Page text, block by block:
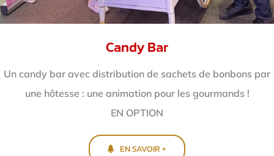
Candy Bar
Un candy bar avec distribution de sachets de bonbons par
une hôtesse : une animation pour les gourmands !
EN OPTION
EN SAVOIR +